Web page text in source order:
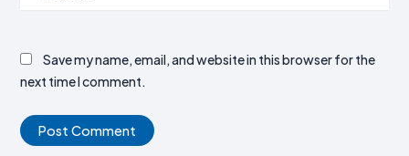
Save my name, email, and website in this browser for the
next time I comment.